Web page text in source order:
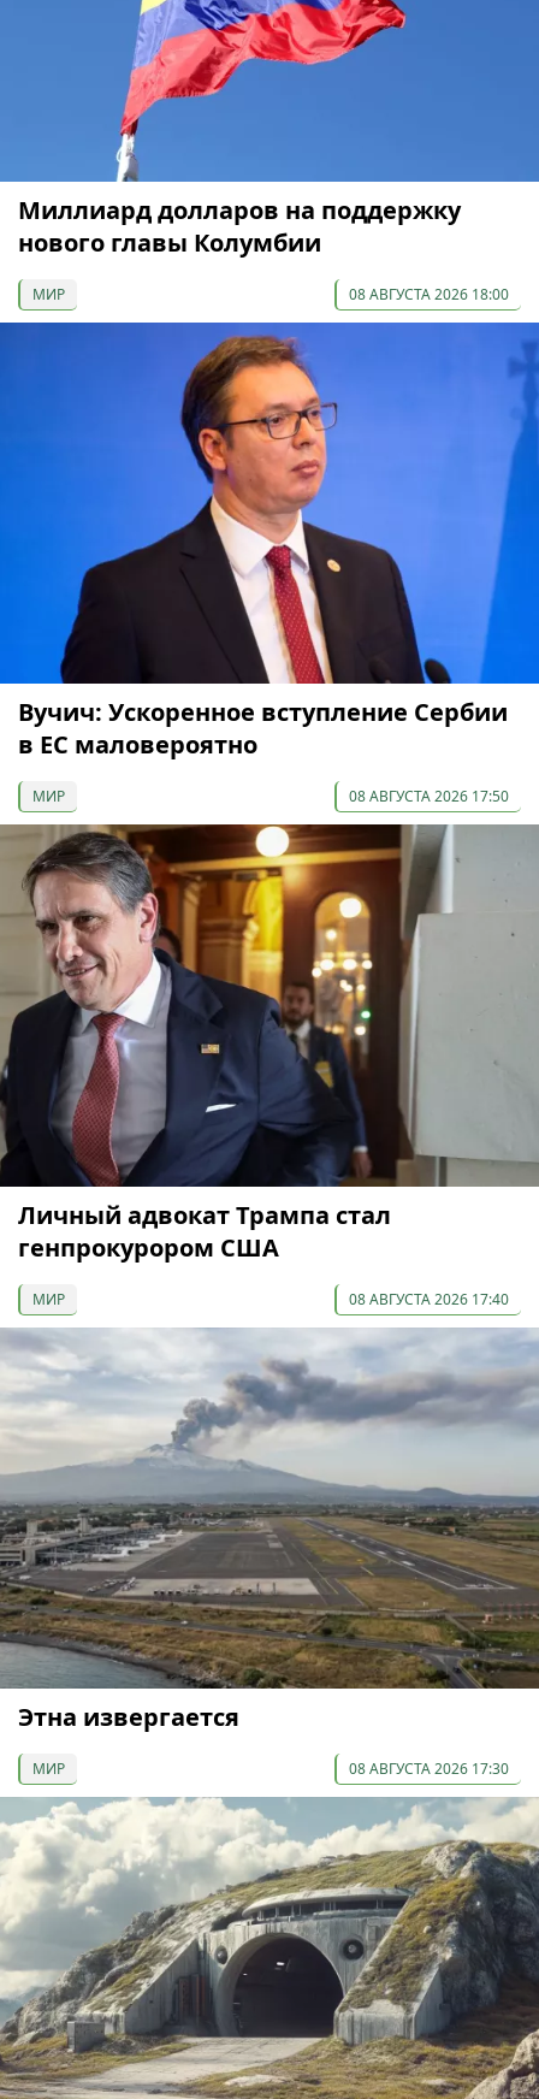
Миллиард долларов на поддержку
нового главы Колумбии
МИР 08 АВГУСТА 2026 18:00
Вучич: Ускоренное вступление Сербии
в ЕС маловероятно
МИР 08 АВГУСТА 2026 17:50
Личный адвокат Трампа стал
генпрокурором США
МИР 08 АВГУСТА 2026 17:40
Этна извергается
МИР 08 АВГУСТА 2026 17:30